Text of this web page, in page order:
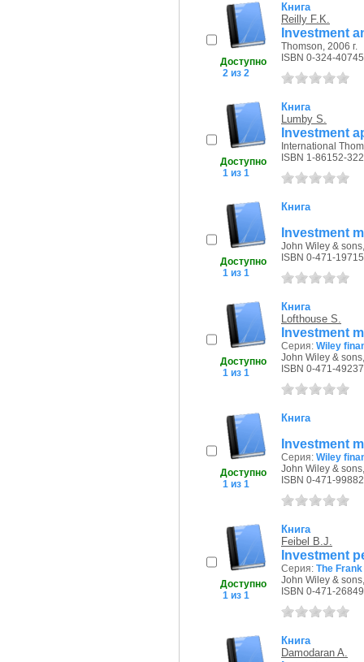
Доступно
2 из 2
Книга
Reilly F.K.
Investment
Thomson, 2006 г.
ISBN 0-324-
Доступно
1 из 1
Книга
Lumby S.
Investment
International
ISBN 1-86152-
Доступно
1 из 1
Книга
Investment
John Wiley &
ISBN 0-471-
Доступно
1 из 1
Книга
Lofthouse S.
Investment
Серия: Wiley
John Wiley &
ISBN 0-471-
Доступно
1 из 1
Книга
Investment
Серия: Wiley
John Wiley &
ISBN 0-471-
Доступно
1 из 1
Книга
Feibel B.J.
Investment
Серия: The
John Wiley &
ISBN 0-471-
Книга
Damodaran A.